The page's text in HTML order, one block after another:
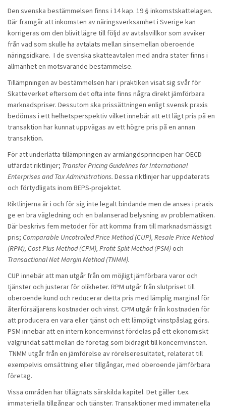
Den svenska bestämmelsen finns i 14 kap. 19 § inkomstskattelagen.
Där framgår att inkomsten av näringsverksamhet i Sverige kan
korrigeras om den blivit lägre till följd av avtalsvillkor som avviker
från vad som skulle ha avtalats mellan sinsemellan oberoende
näringsidkare. I de svenska skatteavtalen med andra stater finns i
allmänhet en motsvarande bestämmelse.
Tillämpningen av bestämmelsen har i praktiken visat sig svår för
Skatteverket eftersom det ofta inte finns några direkt jämförbara
marknadspriser. Dessutom ska prissättningen enligt svensk praxis
bedömas i ett helhetsperspektiv vilket innebär att ett lågt pris på en
transaktion har kunnat uppvägas av ett högre pris på en annan
transaktion.
För att underlätta tillämpningen av armlängdsprincipen har OECD
utfärdat riktlinjer; Transfer Pricing Guidelines for International
Enterprises and Tax Administrations. Dessa riktlinjer har uppdaterats
och förtydligats inom BEPS-projektet.
Riktlinjerna är i och för sig inte legalt bindande men de anses i praxis
ge en bra vägledning och en balanserad belysning av problematiken.
Där beskrivs fem metoder för att komma fram till marknadsmässigt
pris; Comparable Uncotrolled Price Method (CUP), Resale Price Method
(RPM), Cost Plus Method (CPM), Profit Split Method (PSM)och
Transactional Net Margin Method (TNMM).
CUP innebär att man utgår från om möjligt jämförbara varor och
tjänster och justerar för olikheter. RPM utgår från slutpriset till
oberoende kund och reducerar detta pris med lämplig marginal för
återförsäljarens kostnader och vinst. CPM utgår från kostnaden för
att producera en vara eller tjänst och ett lämpligt vinstpåslag görs.
PSM innebär att en intern koncernvinst fördelas på ett ekonomiskt
välgrundat sätt mellan de företag som bidragit till koncernvinsten.
TNMM utgår från en jämförelse av rörelseresultatet, relaterat till
exempelvis omsättning eller tillgångar, med oberoende jämförbara
företag.
Vissa områden har tillägnats särskilda kapitel. Det gäller t.ex.
immateriella tillgångar och tjänster. Transaktioner med immateriella